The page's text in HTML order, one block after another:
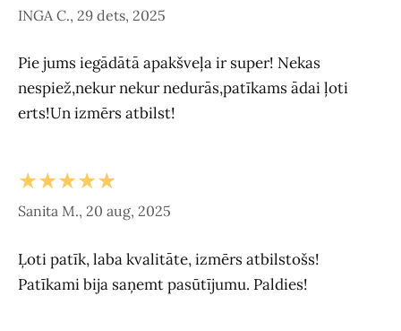
INGA C., 29 dets, 2025
Pie jums iegādātā apakšveļa ir super! Nekas
nespiež,nekur nekur nedurās,patīkams ādai ļoti
erts!Un izmērs atbilst!
★★★★★
Sanita M., 20 aug, 2025
Ļoti patīk, laba kvalitāte, izmērs atbilstošs!
Patīkami bija saņemt pasūtījumu. Paldies!